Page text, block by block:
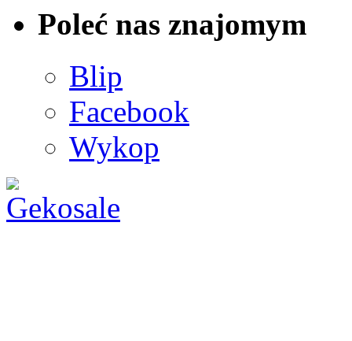
Poleć nas znajomym
Blip
Facebook
Wykop